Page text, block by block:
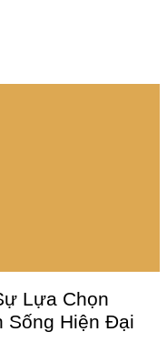
Lựa Chọn
Sống Hiện Đại